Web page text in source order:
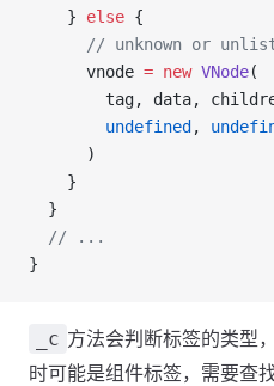
    }
else {
// unknown or
      vnode
= new VNode(
tag, data,
        undefined
,
      )
    }
  }
  // ...
}
_c 方法会判断标签的类型
时可能是组件标签，需要查